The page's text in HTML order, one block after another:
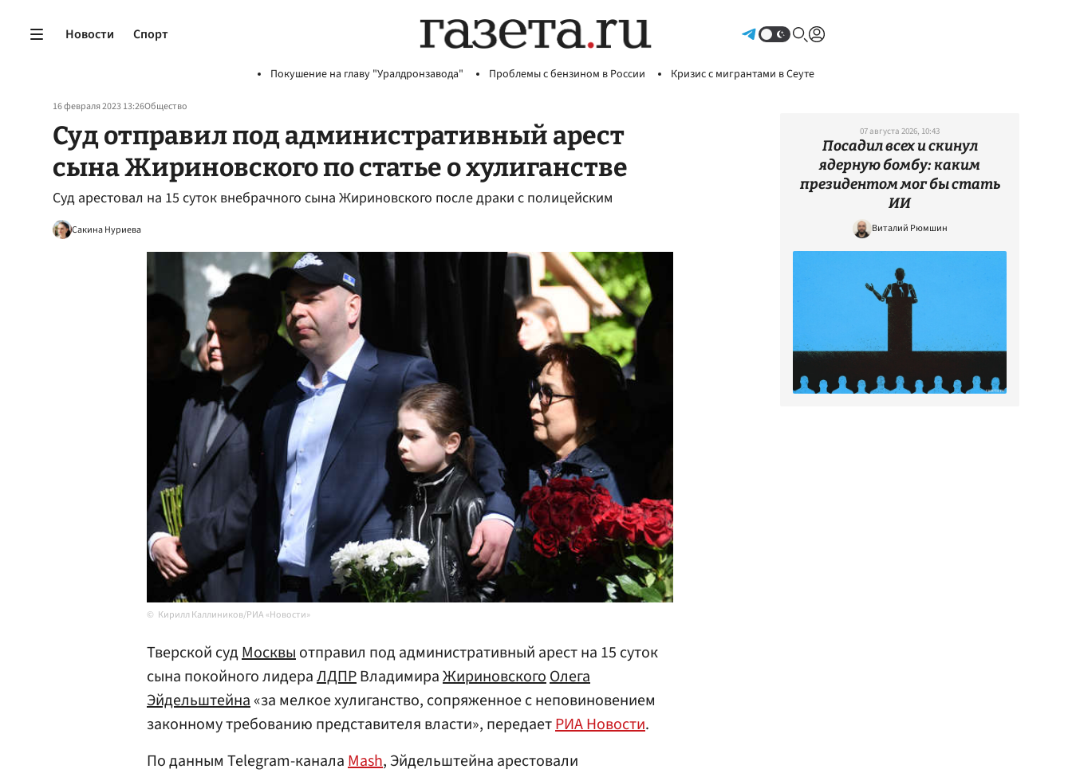
Новости Спорт
Покушение на главу "Уралдронзавода" Проблемы с бензином в России Кризис с мигрантами в Сеуте
16 февраля 2023 13:26Общество
Суд отправил под административный арест
сына Жириновского по статье о хулиганстве
Суд арестовал на 15 суток внебрачного сына Жириновского после драки с полицейским
Сакина Нуриева
Кирилл Каллиников/РИА «Новости»
Тверской судМосквыотправил под административный арест на 15 суток
сына покойного лидераЛДПРВладимираЖириновскогоОлега
Эйдельштейна«за мелкое хулиганство, сопряженное с неповиновением
законному требованию представителя власти», передаетРИА Новости.
По данным Telegram-каналаMash, Эйдельштейна арестовали
07 августа 2026, 10:43
Посадил всех и скинул
ядерную бомбу: каким
президентом мог бы стать
ИИ
Виталий Рюмшин